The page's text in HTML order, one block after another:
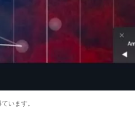
います。